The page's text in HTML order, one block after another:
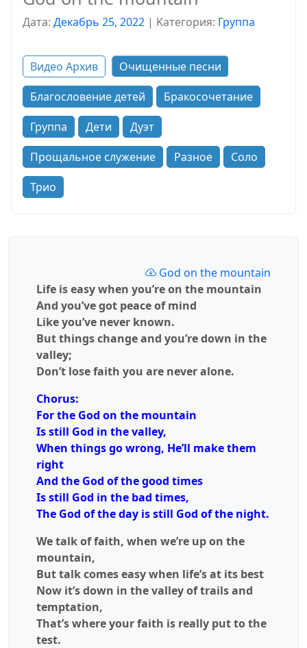
Дата: Декабрь 25, 2022 | Kатегория: Группа
Видео Архив
Очищенные песни
Благословение детей
Бракосочетание
Группа
Дети
Дуэт
Прощальное служение
Разное
Соло
Трио
God on the mountain
Life is easy when you’re on the mountain
And you’ve got peace of mind
Like you’ve never known.
But things change and you’re down in the
valley;
Don’t lose faith you are never alone.
Chorus:
For the God on the mountain
Is still God in the valley,
When things go wrong, He’ll make them
right
And the God of the good times
Is still God in the bad times,
The God of the day is still God of the night.
We talk of faith, when we’re up on the
mountain,
But talk comes easy when life’s at its best
Now it’s down in the valley of trails and
temptation,
That’s where your faith is really put to the
test.